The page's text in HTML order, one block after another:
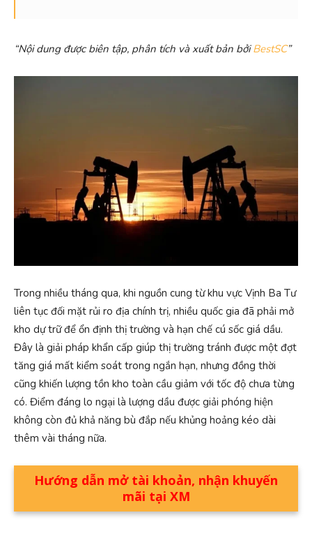
“Nội dung được biên tập, phân tích và xuất bản bởiBestSC”
Trong nhiều tháng qua, khi nguồn cung từ khu vực Vịnh Ba Tư
liên tục đối mặt rủi ro địa chính trị, nhiều quốc gia đã phải mở
kho dự trữ để ổn định thị trường và hạn chế cú sốc giá dầu.
Đây là giải pháp khẩn cấp giúp thị trường tránh được một đợt
tăng giá mất kiểm soát trong ngắn hạn, nhưng đồng thời
cũng khiến lượng tồn kho toàn cầu giảm với tốc độ chưa từng
có. Điểm đáng lo ngại là lượng dầu được giải phóng hiện
không còn đủ khả năng bù đắp nếu khủng hoảng kéo dài
thêm vài tháng nữa.
Hướng dẫn mở tài khoản, nhận khuyến
mãi tại XM